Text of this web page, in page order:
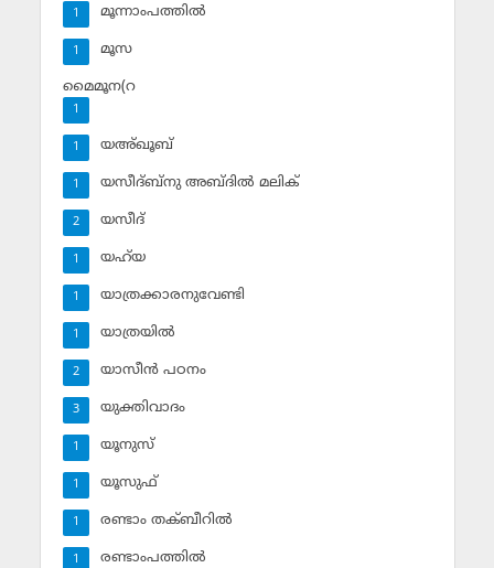
മൂന്നാംപത്തില്‍
1
മൂസ
1
മൈമൂന(റ
1
യഅ്ഖൂബ്‌
1
യസീദ്ബ്‌നു അബ്ദില്‍ മലിക്‌
1
യസീദ്‌
2
യഹ്‌യ
1
യാത്രക്കാരനുവേണ്ടി
1
യാത്രയില്‍
1
യാസീന്‍ പഠനം
2
യുക്തിവാദം
3
യൂനുസ്‌
1
യൂസുഫ്‌
1
രണ്ടാം തക്ബീറില്‍
1
രണ്ടാംപത്തില്‍
1